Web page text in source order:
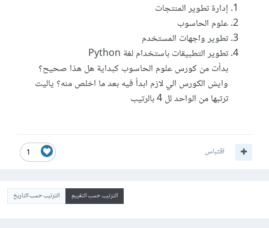
إدارة تطوير المنتجات
علوم الحاسوب
تطوير واجهات المستخدم
تطوير التطبيقات باستخدام لغة Python
بدأت من كورس علوم الحاسوب كبداية هل هذا صحيح؟
وايش الكورس الي لازم ابدأ فيه بعد ما اخلص منه؟ ياليت
ترتبها من الواحد لل 4 بالرتيب
1 اقتباس
الترتيب حسب التقييم الترتيب حسب التاريخ